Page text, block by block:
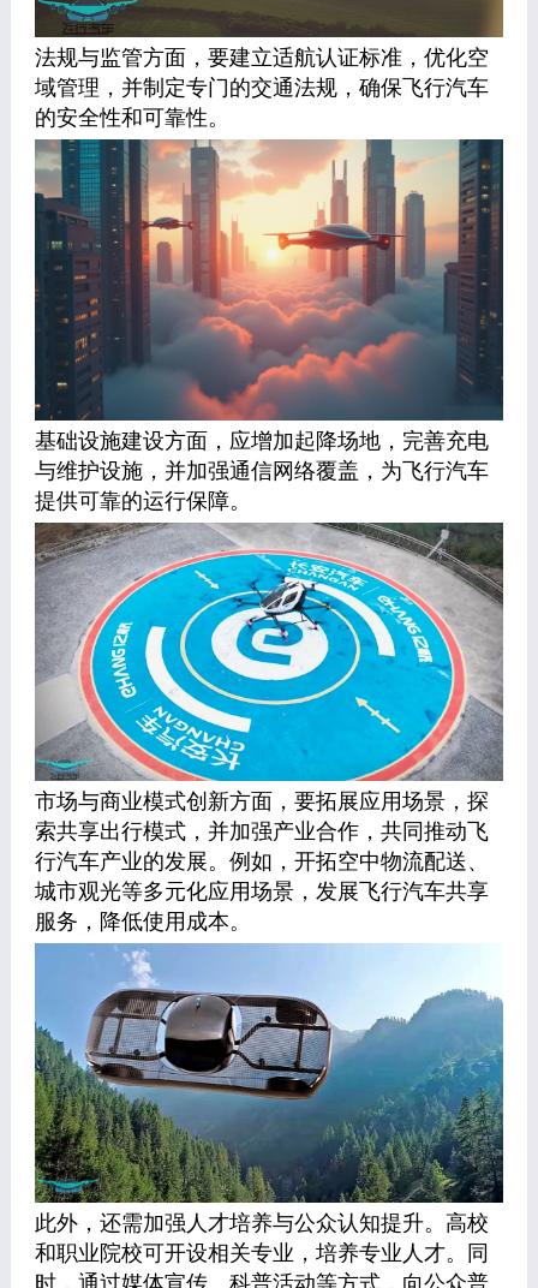
法规与监管方面，要建立适航认证标准，优化空
域管理，并制定专门的交通法规，确保飞行汽车
的安全性和可靠性。
基础设施建设方面，应增加起降场地，完善充电
与维护设施，并加强通信网络覆盖，为飞行汽车
提供可靠的运行保障。
市场与商业模式创新方面，要拓展应用场景，探
索共享出行模式，并加强产业合作，共同推动飞
行汽车产业的发展。例如，开拓空中物流配送、
城市观光等多元化应用场景，发展飞行汽车共享
服务，降低使用成本。
此外，还需加强人才培养与公众认知提升。高校
和职业院校可开设相关专业，培养专业人才。同
时，通过媒体宣传、科普活动等方式，向公众普